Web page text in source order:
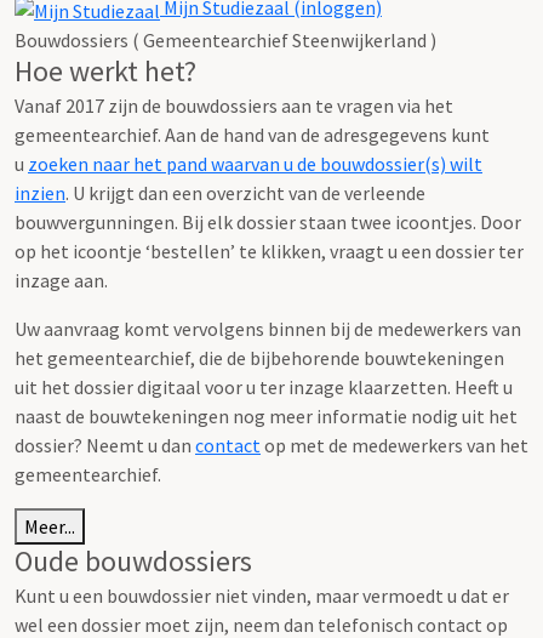
Mijn Studiezaal (inloggen)
Bouwdossiers ( Gemeentearchief Steenwijkerland )
Hoe werkt het?
Vanaf 2017 zijn de bouwdossiers aan te vragen via het
gemeentearchief. Aan de hand van de adresgegevens kunt
u zoeken naar het pand waarvan u de bouwdossier(s) wilt
inzien. U krijgt dan een overzicht van de verleende
bouwvergunningen. Bij elk dossier staan twee icoontjes. Door
op het icoontje ‘bestellen’ te klikken, vraagt u een dossier ter
inzage aan.
Uw aanvraag komt vervolgens binnen bij de medewerkers van
het gemeentearchief, die de bijbehorende bouwtekeningen
uit het dossier digitaal voor u ter inzage klaarzetten. Heeft u
naast de bouwtekeningen nog meer informatie nodig uit het
dossier? Neemt u dan contact op met de medewerkers van het
gemeentearchief.
Meer...
Oude bouwdossiers
Kunt u een bouwdossier niet vinden, maar vermoedt u dat er
wel een dossier moet zijn, neem dan telefonisch contact op